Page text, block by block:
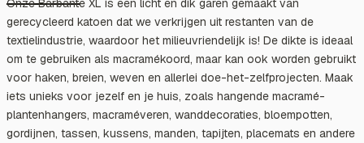
gerecycleerd katoen dat we verkrijgen uit restanten van de
textielindustrie, waardoor het milieuvriendelijk is! De dikte is ideaal
om te gebruiken als macramékoord, maar kan ook worden gebruikt
voor haken, breien, weven en allerlei doe-het-zelfprojecten. Maak
iets unieks voor jezelf en je huis, zoals hangende macramé-
plantenhangers, macraméveren, wanddecoraties, bloempotten,
gordijnen, tassen, kussens, manden, tapijten, placemats en andere